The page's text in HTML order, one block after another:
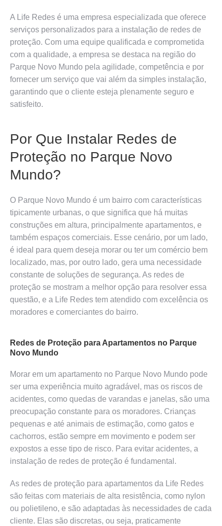
A Life Redes é uma empresa especializada que oferece
serviços personalizados para a instalação de redes de
proteção. Com uma equipe qualificada e comprometida
com a qualidade, a empresa se destaca na região do
Parque Novo Mundo pela agilidade, competência e por
fornecer um serviço que vai além da simples instalação,
garantindo que o cliente esteja plenamente seguro e
satisfeito.
Por Que Instalar Redes de
Proteção no Parque Novo
Mundo?
O Parque Novo Mundo é um bairro com características
tipicamente urbanas, o que significa que há muitas
construções em altura, principalmente apartamentos, e
também espaços comerciais. Esse cenário, por um lado,
é ideal para quem deseja morar ou ter um comércio bem
localizado, mas, por outro lado, gera uma necessidade
constante de soluções de segurança. As redes de
proteção se mostram a melhor opção para resolver essa
questão, e a Life Redes tem atendido com excelência os
moradores e comerciantes do bairro.
Redes de Proteção para Apartamentos no Parque
Novo Mundo
Morar em um apartamento no Parque Novo Mundo pode
ser uma experiência muito agradável, mas os riscos de
acidentes, como quedas de varandas e janelas, são uma
preocupação constante para os moradores. Crianças
pequenas e até animais de estimação, como gatos e
cachorros, estão sempre em movimento e podem ser
expostos a esse tipo de risco. Para evitar acidentes, a
instalação de redes de proteção é fundamental.
As redes de proteção para apartamentos da Life Redes
são feitas com materiais de alta resistência, como nylon
ou polietileno, e são adaptadas às necessidades de cada
cliente. Elas são discretas, ou seja, praticamente